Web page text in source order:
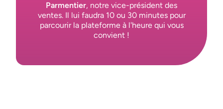
Parmentier, notre vice-président des
ventes. Il lui faudra 10 ou 30 minutes pour
parcourir la plateforme à l'heure qui vous
convient !